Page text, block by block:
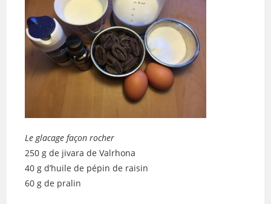
Le glacage façon rocher
250 g de jivara de Valrhona
40 g d’huile de pépin de raisin
60 g de pralin